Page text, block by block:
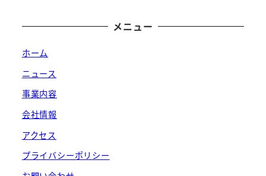
メニュー
ホーム
ニュース
事業内容
会社情報
アクセス
プライバシーポリシー